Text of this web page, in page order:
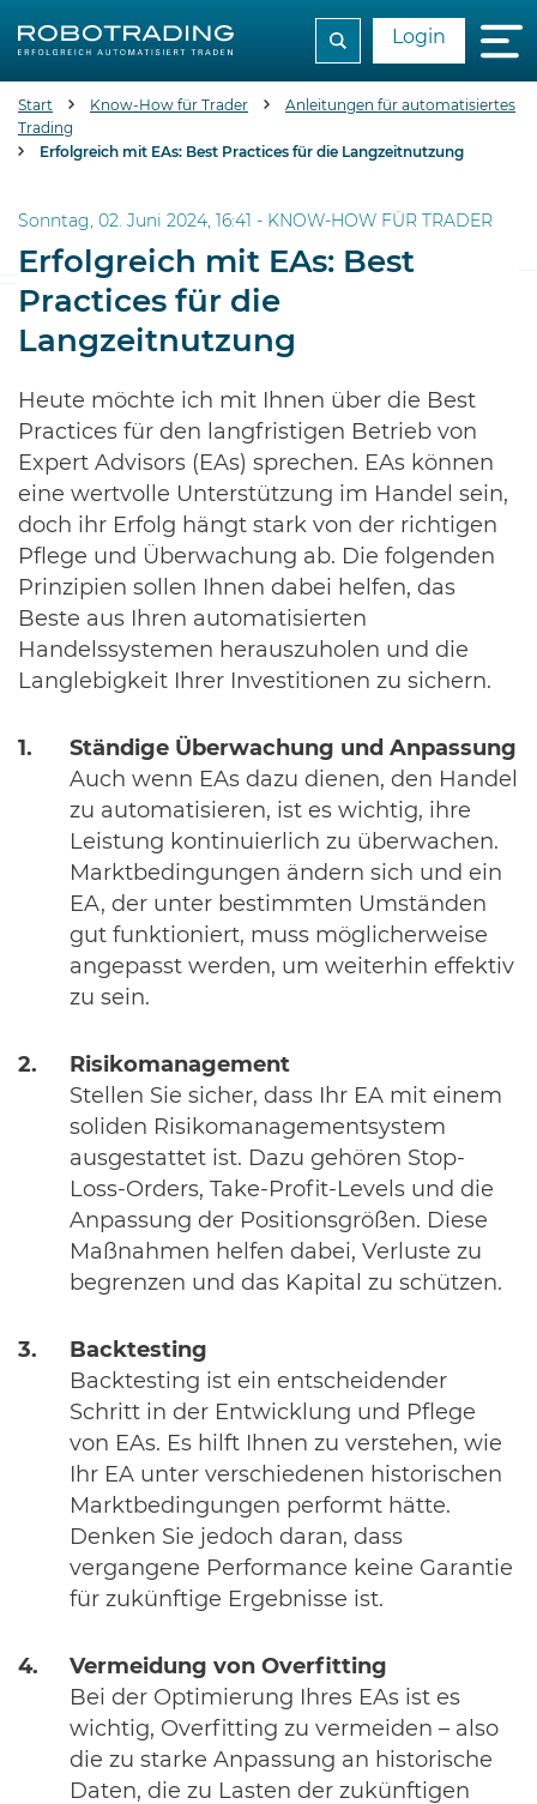
Login
Start Know-How für Trader
Anleitungen für automatisiertes
Trading
Erfolgreich mit EAs: Best Practices für die Langzeitnutzung
Sonntag, 02. Juni 2024, 16:41 - KNOW-HOW FÜR TRADER
Erfolgreich mit EAs: Best
Practices für die
Langzeitnutzung
Heute möchte ich mit Ihnen über die Best
Practices für den langfristigen Betrieb von
Expert Advisors (EAs) sprechen. EAs können
eine wertvolle Unterstützung im Handel sein,
doch ihr Erfolg hängt stark von der richtigen
Pflege und Überwachung ab. Die folgenden
Prinzipien sollen Ihnen dabei helfen, das
Beste aus Ihren automatisierten
Handelssystemen herauszuholen und die
Langlebigkeit Ihrer Investitionen zu sichern.
Ständige Überwachung und Anpassung
Auch wenn EAs dazu dienen, den Handel
zu automatisieren, ist es wichtig, ihre
Leistung kontinuierlich zu überwachen.
Marktbedingungen ändern sich und ein
EA, der unter bestimmten Umständen
gut funktioniert, muss möglicherweise
angepasst werden, um weiterhin effektiv
zu sein.
Risikomanagement
Stellen Sie sicher, dass Ihr EA mit einem
soliden Risikomanagementsystem
ausgestattet ist. Dazu gehören Stop-
Loss-Orders, Take-Profit-Levels und die
Anpassung der Positionsgrößen. Diese
Maßnahmen helfen dabei, Verluste zu
begrenzen und das Kapital zu schützen.
Backtesting
Backtesting ist ein entscheidender
Schritt in der Entwicklung und Pflege
von EAs. Es hilft Ihnen zu verstehen, wie
Ihr EA unter verschiedenen historischen
Marktbedingungen performt hätte.
Denken Sie jedoch daran, dass
vergangene Performance keine Garantie
für zukünftige Ergebnisse ist.
Vermeidung von Overfitting
Bei der Optimierung Ihres EAs ist es
wichtig, Overfitting zu vermeiden – also
die zu starke Anpassung an historische
Daten, die zu Lasten der zukünftigen